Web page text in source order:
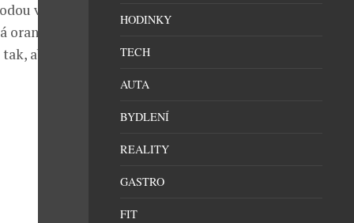
volby
aby
HODINKY
TECH
AUTA
BYDLENÍ
REALITY
GASTRO
FIT